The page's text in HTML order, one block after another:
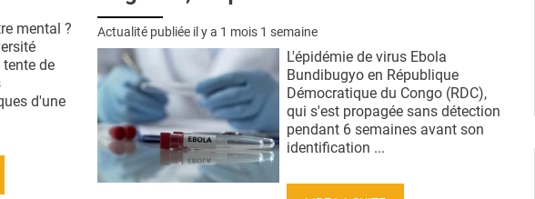
mental ?
de
d'une
Actualité publiée il y a 1 mois 1 semaine
L'épidémie de virus Ebola
Bundibugyo en République
Démocratique du Congo (RDC),
qui s'est propagée sans détection
pendant 6 semaines avant son
identification ...